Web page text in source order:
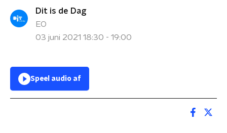
Dit is de Dag
EO
03 juni 2021 18:30 - 19:00
Speel audio af